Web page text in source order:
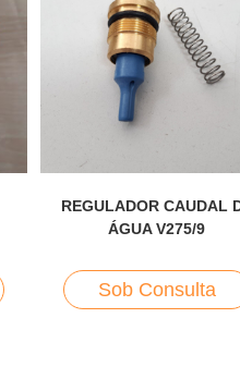
REGULADOR CAUDAL
ÁGUA V275/9
Sob Consulta